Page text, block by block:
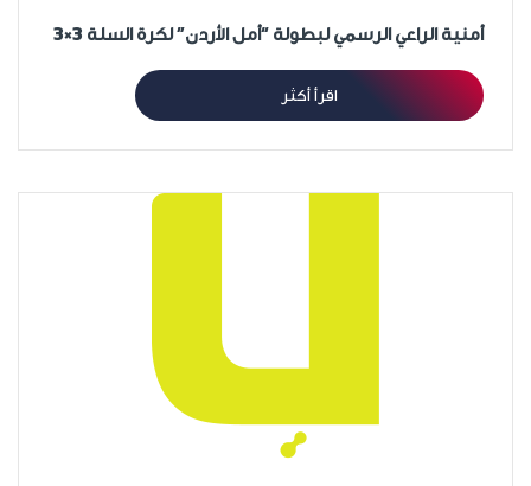
أمنية الراعي الرسمي لبطولة “أمل الأردن” لكرة السلة 3×3
اقرأ أكثر